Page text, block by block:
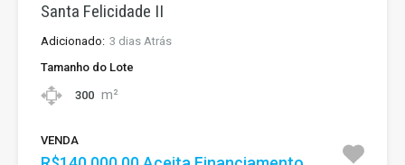
Santa Felicidade II
Adicionado: 3 dias Atrás
Tamanho do Lote
300 m²
VENDA